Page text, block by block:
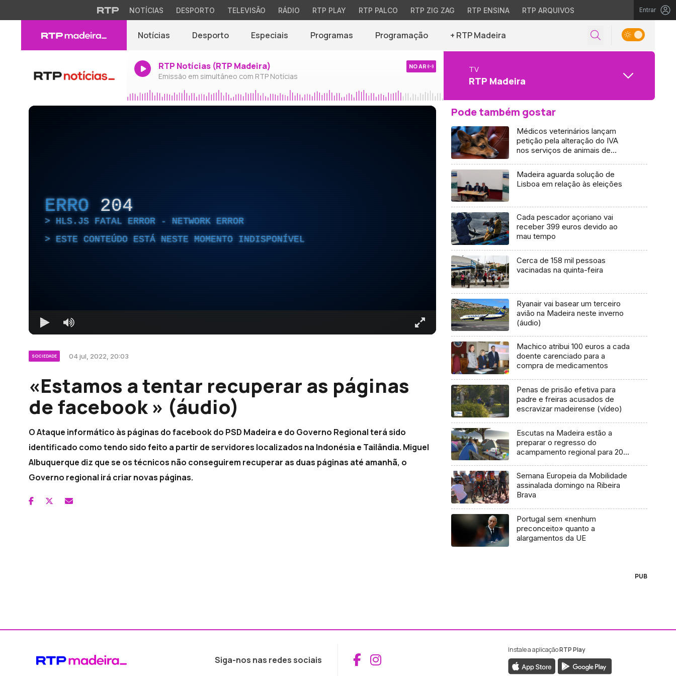
NOTÍCIAS DESPORTO TELEVISÃO RÁDIO RTP PLAY RTP PALCO RTP ZIG ZAG RTP ENSINA RTP ARQUIVOS Entrar
Notícias Desporto Especiais Programas Programação + RTP Madeira
RTP Notícias (RTP Madeira)
Emissão em simultâneo com RTP Notícias
NO AR TV
RTP Madeira
ERRO 204
HLS.JS FATAL ERROR - NETWORK ERROR
ESTE CONTEÚDO ESTÁ NESTE MOMENTO INDISPONÍVEL
SOCIEDADE 04 jul, 2022, 20:03
«Estamos a tentar recuperar as páginas
de facebook » (áudio)
O Ataque informático às páginas do facebook do PSD Madeira e do Governo Regional terá sido
identificado como tendo sido feito a partir de servidores localizados na Indonésia e Tailândia. Miguel
Albuquerque diz que se os técnicos não conseguirem recuperar as duas páginas até amanhã, o
Governo regional irá criar novas páginas.
Pode também gostar
Médicos veterinários lançam
petição pela alteração do IVA
nos serviços de animais de
Madeira aguarda solução de
Lisboa em relação às eleições
Cada pescador açoriano vai
receber 399 euros devido ao
mau tempo
Cerca de 158 mil pessoas
vacinadas na quinta-feira
Ryanair vai basear um terceiro
avião na Madeira neste inverno
(áudio)
Machico atribui 100 euros a cada
doente carenciado para a
compra de medicamentos
Penas de prisão efetiva para
padre e freiras acusados de
escravizar madeirense (vídeo)
Escutas na Madeira estão a
preparar o regresso do
acampamento regional para 2024
Semana Europeia da Mobilidade
assinalada domingo na Ribeira
Brava
Portugal sem «nenhum
preconceito» quanto a
alargamentos da UE
PUB
Siga-nos nas redes sociais Aceder ao Facebook da RTP Madeira
Aceder ao Instagram da RTP Madeira
Instale a aplicaçãoRTP Play